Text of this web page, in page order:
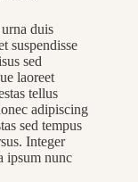
duis
suspendisse
sed
laoreet
tellus
adipiscing
sed tempus
Integer
ipsum nunc